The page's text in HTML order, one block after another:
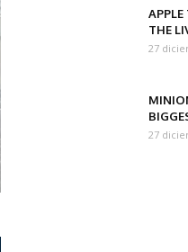
APPLE
THE
27
27